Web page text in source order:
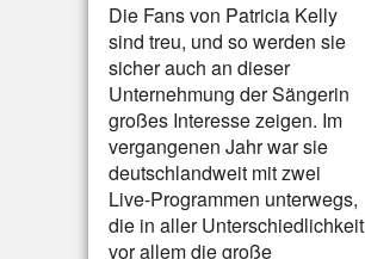
Die Fans von Patricia Kelly
sind treu, und so werden sie
sicher auch an dieser
Unternehmung der Sängerin
großes Interesse zeigen. Im
vergangenen Jahr war sie
deutschlandweit mit zwei
Live-Programmen unterwegs,
die in aller Unterschiedlichkeit
vor allem die große